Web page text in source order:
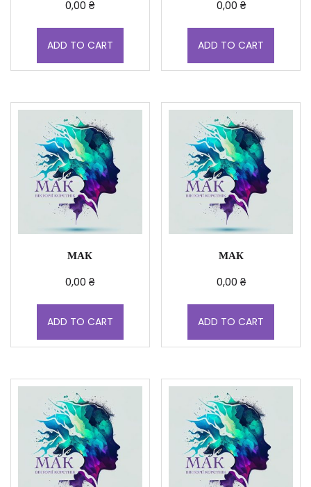
0,00₴
ADD TO CART
0,00 ₴
ADD TO CART
МАК
0,00₴
ADD TO CART
МАК
0,00 ₴
ADD TO CART